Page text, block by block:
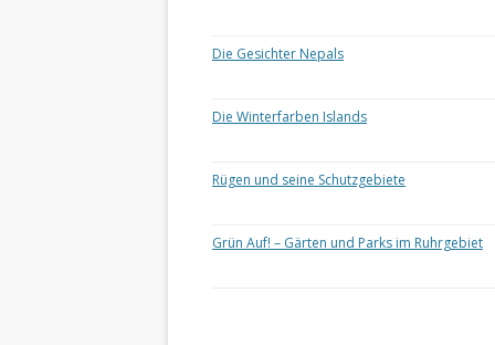
Die Gesichter Nepals
Die Winterfarben Islands
Rügen und seine Schutzgebiete
Grün Auf! – Gärten und Parks im Ruhrgebiet